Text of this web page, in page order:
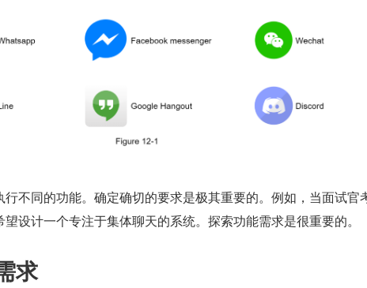
不同的功能。确定确切的要求是极其重要的。例如，当面试官
设计一个专注于集体聊天的系统。探索功能需求是很重要的。
求